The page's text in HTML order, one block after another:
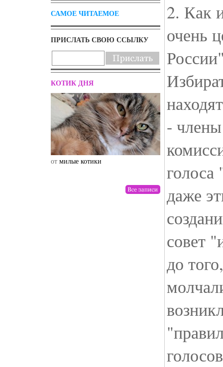
САМОЕ ЧИТАЕМОЕ
ПРИСЛАТЬ СВОЮ ССЫЛКУ
КОТИК ДНЯ
от милые котики
2. Как
очень
-
даже
совет
до